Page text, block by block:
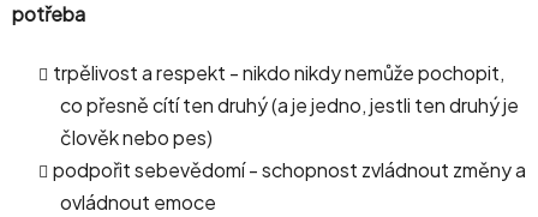
potřeba
trpělivost a respekt - nikdo nikdy nemůže pochopit,
co přesně cítí ten druhý (a je jedno, jestli ten druhý je
člověk nebo pes)
podpořit sebevědomí - schopnost zvládnout změny a
ovládnout emoce